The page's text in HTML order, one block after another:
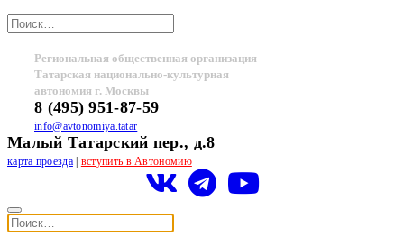
Региональная общественная организация
Татарская национально-культурная
автономия г. Москвы
8 (495) 951-87-59
info@avtonomiya.tatar
Малый Татарский пер., д.8
карта проезда| вступить в Автономию